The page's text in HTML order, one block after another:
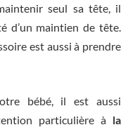
seul sa tête, il
d’un maintien de tête.
est aussi à prendre
bébé, il est aussi
particulière à la